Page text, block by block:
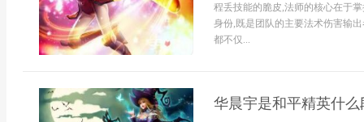
程丢技能的脆皮,法师的核心在于
身份,既是团队的主要法术伤害输
都不仅...
华晨宇是和平精英什